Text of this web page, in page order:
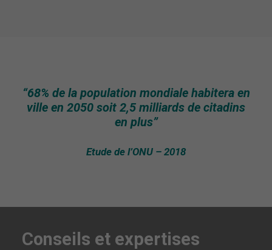
“68% de la population mondiale habitera en
ville en 2050 soit 2,5 milliards de citadins
en plus”
Etude de l’ONU – 2018
Conseils et expertises